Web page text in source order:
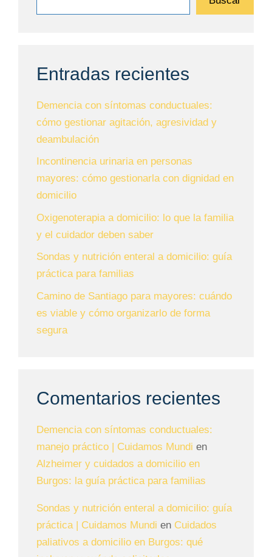
Entradas recientes
Demencia con síntomas conductuales:
cómo gestionar agitación, agresividad y
deambulación
Incontinencia urinaria en personas
mayores: cómo gestionarla con dignidad en
domicilio
Oxigenoterapia a domicilio: lo que la familia
y el cuidador deben saber
Sondas y nutrición enteral a domicilio: guía
práctica para familias
Camino de Santiago para mayores: cuándo
es viable y cómo organizarlo de forma
segura
Comentarios recientes
Demencia con síntomas conductuales:
manejo práctico | Cuidamos Mundi en
Alzheimer y cuidados a domicilio en
Burgos: la guía práctica para familias
Sondas y nutrición enteral a domicilio: guía
práctica | Cuidamos Mundi en Cuidados
paliativos a domicilio en Burgos: qué